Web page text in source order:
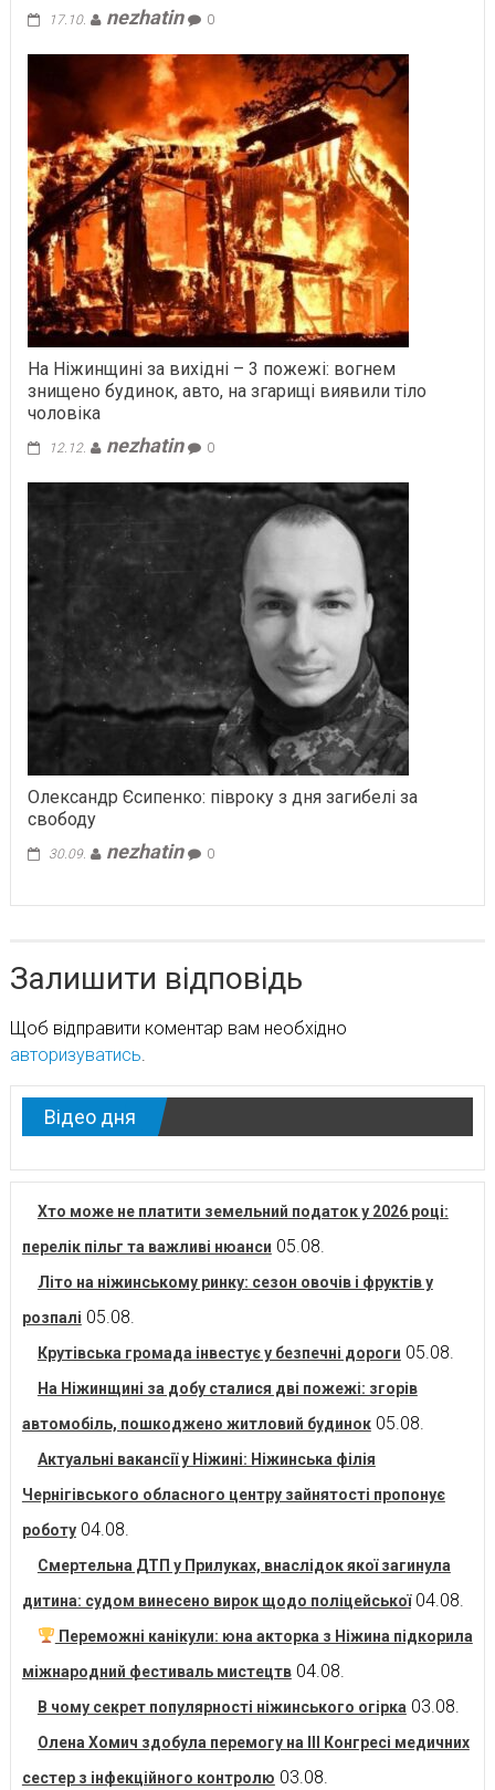
17.10. nezhatin 0
На Ніжинщині за вихідні – 3 пожежі: вогнем
знищено будинок, авто, на згарищі виявили тіло
чоловіка
12.12. nezhatin 0
Олександр Єсипенко: півроку з дня загибелі за
свободу
30.09. nezhatin 0
Залишити відповідь
Щоб відправити коментар вам необхідно
авторизуватись
Відео дня
Хто може не платити земельний податок у 2026 році:
перелік пільг та важливі нюанси 05.08.
Літо на ніжинському ринку: сезон овочів і фруктів у
розпалі 05.08.
Крутівська громада інвестує у безпечні дороги 05.08.
На Ніжинщині за добу сталися дві пожежі: згорів
автомобіль, пошкоджено житловий будинок 05.08.
Актуальні вакансії у Ніжині: Ніжинська філія
Чернігівського обласного центру зайнятості пропонує
роботу 04.08.
Смертельна ДТП у Прилуках, внаслідок якої загинула
дитина: судом винесено вирок щодо поліцейської 04.08.
Переможні канікули: юна акторка з Ніжина підкорила
міжнародний фестиваль мистецтв 04.08.
В чому секрет популярності ніжинського огірка 03.08.
Олена Хомич здобула перемогу на ІІІ Конгресі медичних
сестер з інфекційного контролю 03.08.